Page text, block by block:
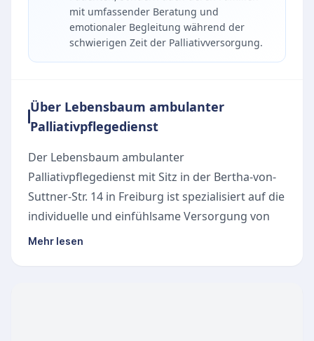
mit umfassender Beratung und
emotionaler Begleitung während der
schwierigen Zeit der Palliativversorgung.
Über Lebensbaum ambulanter
Palliativpflegedienst
Der Lebensbaum ambulanter
Palliativpflegedienst mit Sitz in der Bertha-von-
Suttner-Str. 14 in Freiburg ist spezialisiert auf die
individuelle und einfühlsame Versorgung von
Menschen mit fortgeschrittenen, oft
Mehr lesen